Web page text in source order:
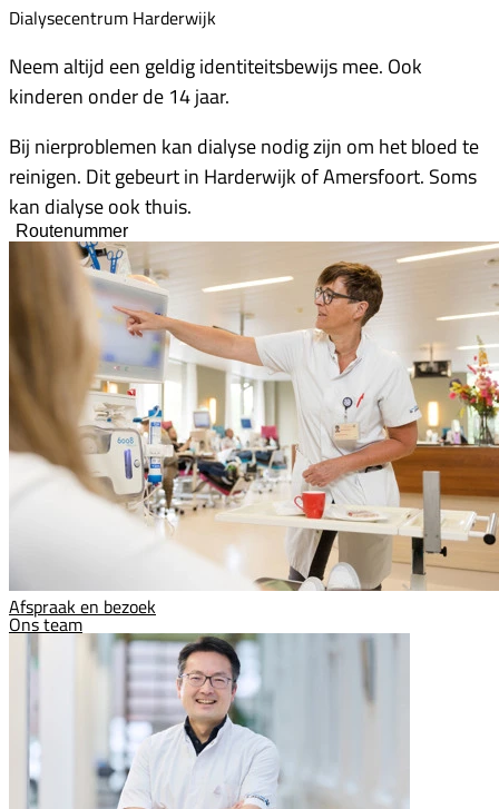
Dialysecentrum Harderwijk
Neem altijd een geldig identiteitsbewijs mee. Ook
kinderen onder de 14 jaar.
Bij nierproblemen kan dialyse nodig zijn om het bloed te
reinigen. Dit gebeurt in Harderwijk of Amersfoort. Soms
kan dialyse ook thuis.
Routenummer
Afspraak en bezoek
Ons team